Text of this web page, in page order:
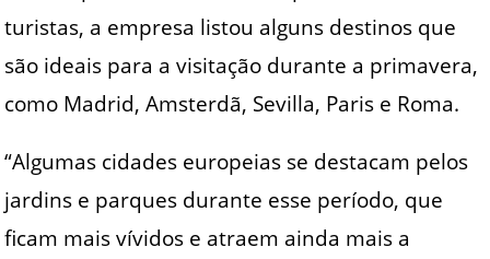
turistas, a empresa listou alguns destinos que
são ideais para a visitação durante a primavera,
como Madrid, Amsterdã, Sevilla, Paris e Roma.
“Algumas cidades europeias se destacam pelos
jardins e parques durante esse período, que
ficam mais vívidos e atraem ainda mais a